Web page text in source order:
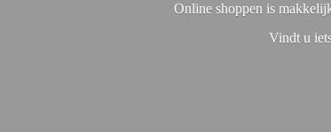
Online shoppen is
Vindt u